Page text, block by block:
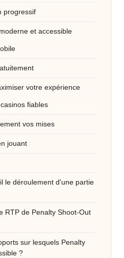
progressif
et accessible
votre expérience
fiables
vos mises
jouant
le déroulement d'une partie
RTP de Penalty Shoot-Out
sur lesquels Penalty
?